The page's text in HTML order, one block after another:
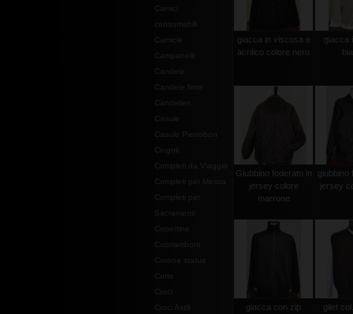
Campanelli
Candele
Candele finte
Candelieri
Casule
Casule Pietrobon
Cingoli
Completi da Viaggio
Completi per Messa
Completi per
Sacramenti
Copertine
Copriamboni
Corone statue
Cotte
Croci
Croci Astili
giacca in viscosa e
acrilico colore nero
giacca
Giubbino foderato in
jersey colore
marrone
giubbino
jersey
giacca con zip
gilet